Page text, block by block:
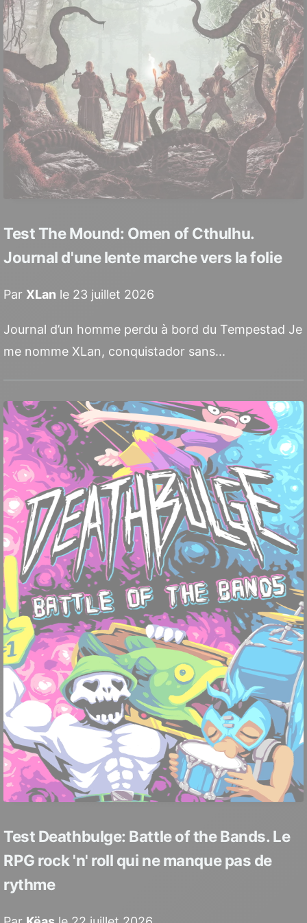
Test The Mound: Omen of Cthulhu.
Journal d'une lente marche vers la folie
Par XLan le 23 juillet 2026
Journal d’un homme perdu à bord du Tempestad Je
me nomme XLan, conquistador sans...
Test Deathbulge: Battle of the Bands. Le
RPG rock 'n' roll qui ne manque pas de
rythme